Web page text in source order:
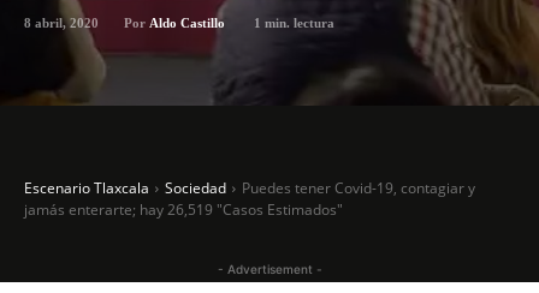
8 abril, 2020 Por Aldo Castillo 1 min. lectura
Escenario Tlaxcala Sociedad
Puedes tener Covid-19, contagiar y
jamás enterarte; hay 26,519 "Casos Estimados"
- Advertisement -